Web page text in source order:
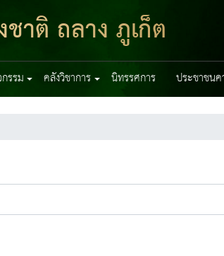
ติ ถลาง ภูเก็ต
รรม คลังวิชาการ นิทรรศการ ประชาชน